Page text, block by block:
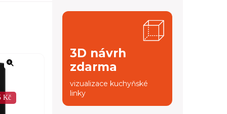
Kč
3D návrh
zdarma
vizualizace kuchyňské
linky